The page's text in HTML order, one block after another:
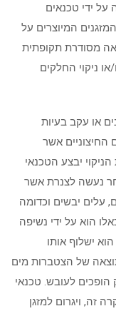
על ידי טכנאים
המיוצרים על
מסודרת תקופתית
ניקוי החלקים
או עקב בעיות
החיצוניים אשר
יבצע הטכנאי
נעשה לצנרת אשר
עלים יבשים וכדומה
הוא על ידי נשיפה
ישלוף אותו
של הצטברות מים
לעובש. טכנאי
זה, ויגרום למזגן